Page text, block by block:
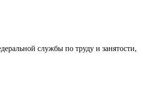
службы по труду и занятости,